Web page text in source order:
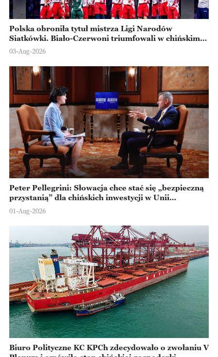
Polska obroniła tytuł mistrza Ligi Narodów
Siatkówki. Biało-Czerwoni triumfowali w chińskim
Ningbo
03-Aug-2026
Peter Pellegrini: Słowacja chce stać się „bezpieczną
przystanią” dla chińskich inwestycji w Unii
Europejskiej
01-Aug-2026
Biuro Polityczne KC KPCh zdecydowało o zwołaniu V